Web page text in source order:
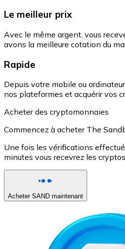
Le meilleur prix
Avec le même argent, vous
avons la meilleure cotation du
Rapide
Depuis votre mobile ou
nos plateformes et acquérir vos
Acheter des cryptomonnaies
Commencez à acheter The
Une fois les vérifications
minutes vous recevrez les
Acheter SAND maintenant